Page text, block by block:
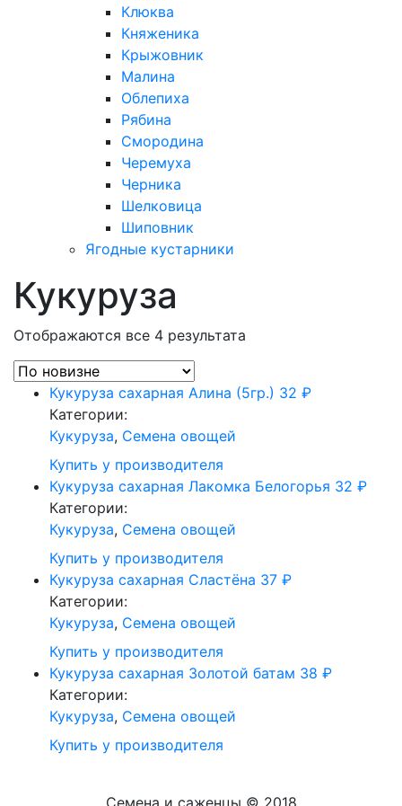
Клюква
Княженика
Крыжовник
Малина
Облепиха
Рябина
Смородина
Черемуха
Черника
Шелковица
Шиповник
Ягодные кустарники
Кукуруза
Отображаются все 4 результата
Кукуруза сахарная Алина (5гр.) 32 ₽
Категории:
Кукуруза, Семена овощей
Купить у производителя
Кукуруза сахарная Лакомка Белогорья 32 ₽
Категории:
Кукуруза, Семена овощей
Купить у производителя
Кукуруза сахарная Сластёна 37 ₽
Категории:
Кукуруза, Семена овощей
Купить у производителя
Кукуруза сахарная Золотой батам 38 ₽
Категории:
Кукуруза, Семена овощей
Купить у производителя
Семена и саженцы © 2018